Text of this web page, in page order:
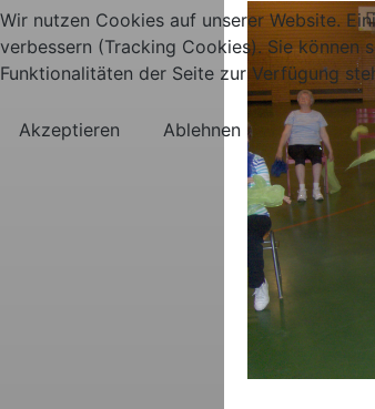
Wir nutzen Cookies auf unserer Website.
verbessern (Tracking Cookies). Sie können
Funktionalitäten der Seite zur Verfügung
Akzeptieren
Ablehnen